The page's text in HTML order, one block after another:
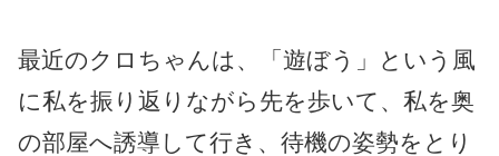
最近のクロちゃんは、「遊ぼう」という風
に私を振り返りながら先を歩いて、私を奥
の部屋へ誘導して行き、待機の姿勢をとり